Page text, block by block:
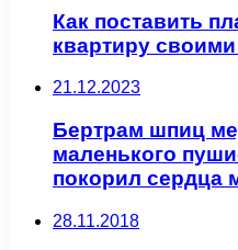
Как поставить
квартиру
21.12.2023
Бертрам шпиц
маленького
покорил сердца
28.11.2018